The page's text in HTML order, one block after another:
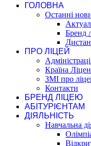
ГОЛОВНА
Останні
Бренд
ПРО ЛІЦЕЙ
Країна
ЗМІ про
Контакти
БРЕНД ЛІЦЕЮ
АБІТУРІЄНТАМ
ДІЯЛЬНІСТЬ
Навчальна